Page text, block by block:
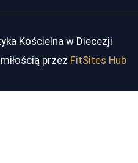
Kościelna w Diecezji
przez FitSites Hub